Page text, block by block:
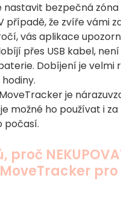
nastavit bezpečná
případě, že zvíře vámi
vás aplikace
přes USB kabel,
Dobíjení je velmi
je
možné ho používat i za
počasí.
proč